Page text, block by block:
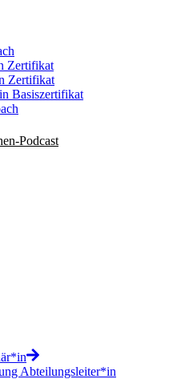
Zertifikat
Zertifikat
Basiszertifikat
Podcast
Abteilungsleiter*in